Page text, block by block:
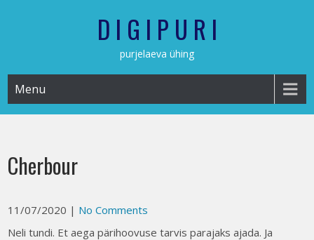
D I G I P U R I
purjelaeva ühing
Menu
Cherbour
11/07/2020 | No Comments
Neli tundi. Et aega pärihoovuse tarvis parajaks ajada. Ja